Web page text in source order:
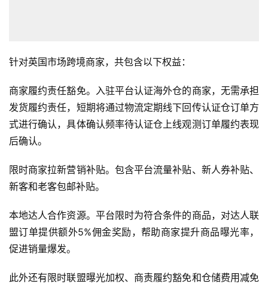
导
航
针对英国市场跨境商家，共包含以下权益：
商家履约责任豁免。入驻平台认证海外仓的商家，无需承担
发货履约责任，短期将通过物流定期线下回传认证仓订单方
式进行确认，具体确认频率待认证仓上线观测订单履约表现
后确认。
限时商家拉新营销补贴。包含平台流量补贴、新人券补贴、
新客和老客包邮补贴。
本地达人合作资源。平台限时为符合条件的商品，对达人联
盟订单提供额外5%佣金奖励，帮助商家提升商品曝光率，
促进销量爆发。
此外还有限时联盟曝光加权、商责履约豁免和仓储费用减免